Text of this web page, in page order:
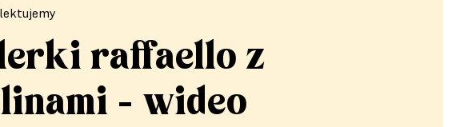
raffaello z
- wideo